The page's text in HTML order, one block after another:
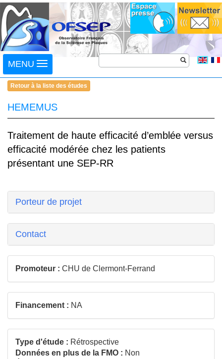
Toggle
navigation
MENU
Retour à la liste des études
HEMEMUS
Traitement de haute efficacité d’emblée versus
efficacité modérée chez les patients
présentant une SEP-RR
Porteur de projet
Contact
Promoteur : CHU de Clermont-Ferrand
Financement : NA
Type d'étude : Rétrospective
Données en plus de la FMO : Non